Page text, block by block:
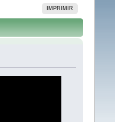
IMPRIMIR